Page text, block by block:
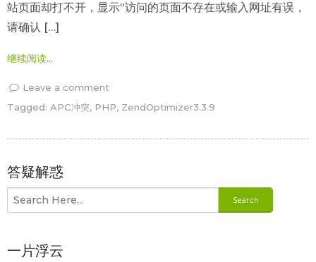
站页面却打不开，显示“访问的页面不存在或输入网址有误，
请确认 […]
继续阅读...
Leave a comment
Tagged: APC冲突, PHP, ZendOptimizer3.3.9
答疑解惑
一片浮云